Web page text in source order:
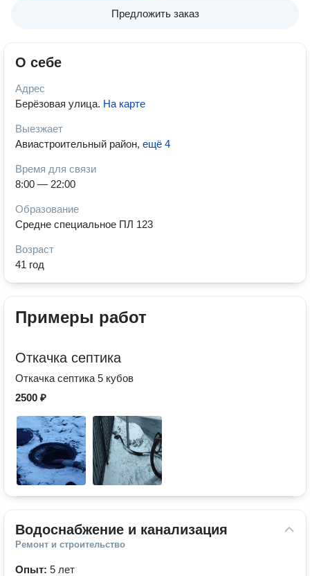
Предложить заказ
О себе
Адрес
Берёзовая улица. На карте
Выезжает
Авиастроительный район, ещё 4
Время для связи
8:00 — 22:00
Образование
Средне специальное ПЛ 123
Возраст
41 год
Примеры работ
Откачка септика
Откачка септика 5 кубов
2500 ₽
Водоснабжение и канализация
Ремонт и строительство
Опыт: 5 лет